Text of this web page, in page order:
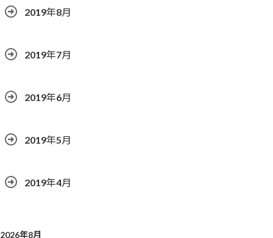
2019年8月
2019年7月
2019年6月
2019年5月
2019年4月
2026年8月